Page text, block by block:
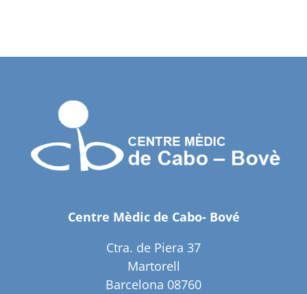
Centre Mèdic de Cabo- Bové
Ctra. de Piera 37
Martorell
Barcelona 08760